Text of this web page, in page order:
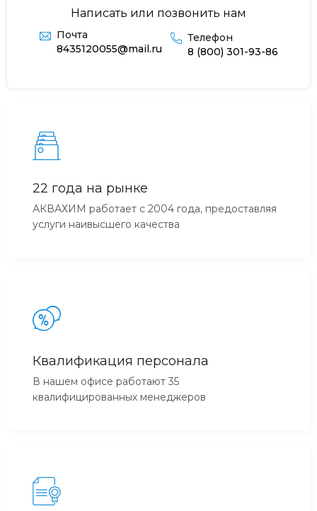
Написать или позвонить нам
Почта
8435120055@mail.ru
Телефон
8 (800) 301-93-86
22 года на рынке
АКВАХИМ работает с 2004 года, предоставляя
услуги наивысшего качества
Квалификация персонала
В нашем офисе работают 35
квалифицированных менеджеров